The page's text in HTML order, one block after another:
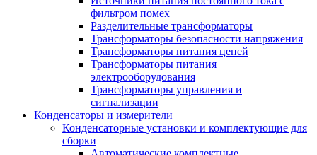
фильтром помех
Разделительные трансформаторы
Трансформаторы безопасности напряжения
Трансформаторы питания цепей
Трансформаторы питания
электрооборудования
Трансформаторы управления и
сигнализации
Конденсаторы и измерители
Конденсаторные установки и комплектующие для
сборки